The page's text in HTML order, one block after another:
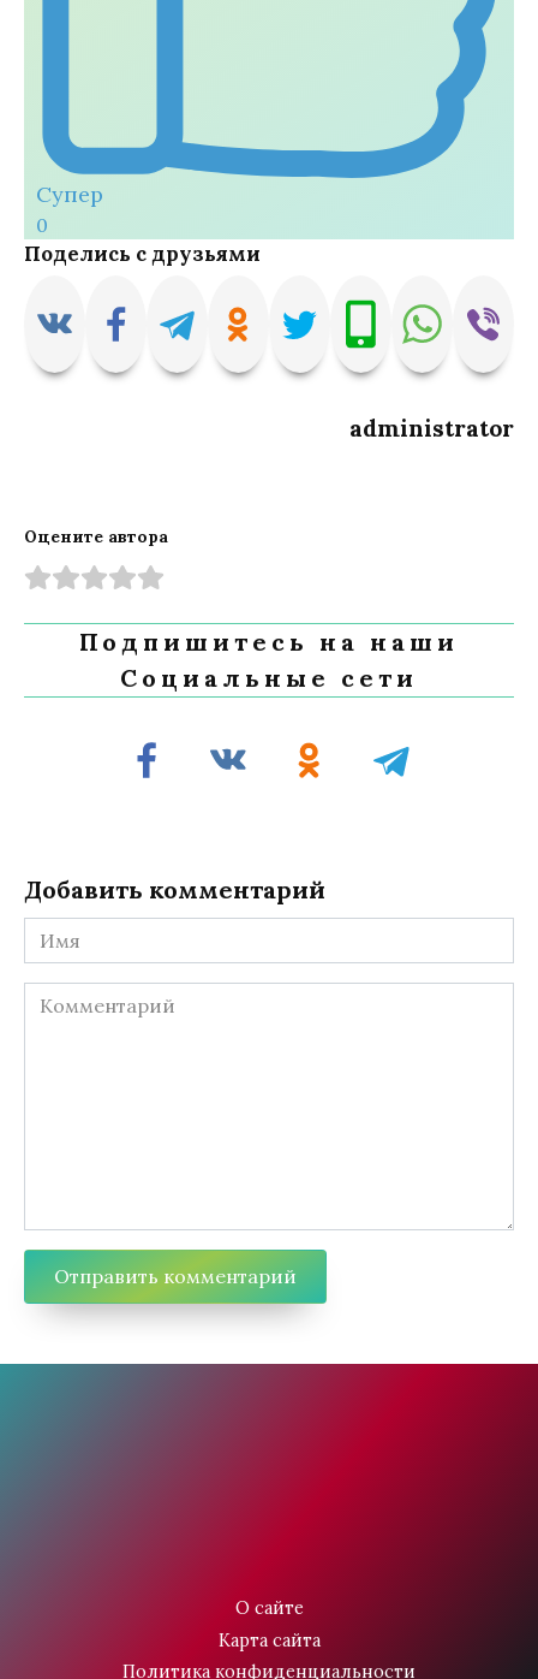
Супер
0
Поделись с друзьями
administrator
Оцените автора
Подпишитесь на наши
Социальные сети
Добавить комментарий
Имя
Комментарий
О сайте
Карта сайта
Политика конфиденциальности